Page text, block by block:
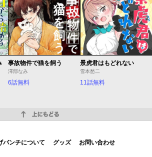
事故物件で猫を飼う
澤部なみ
6話無料
景虎君はもどれない
雪本愁二
11話無料
バンチについて グッズ お問い合わせ